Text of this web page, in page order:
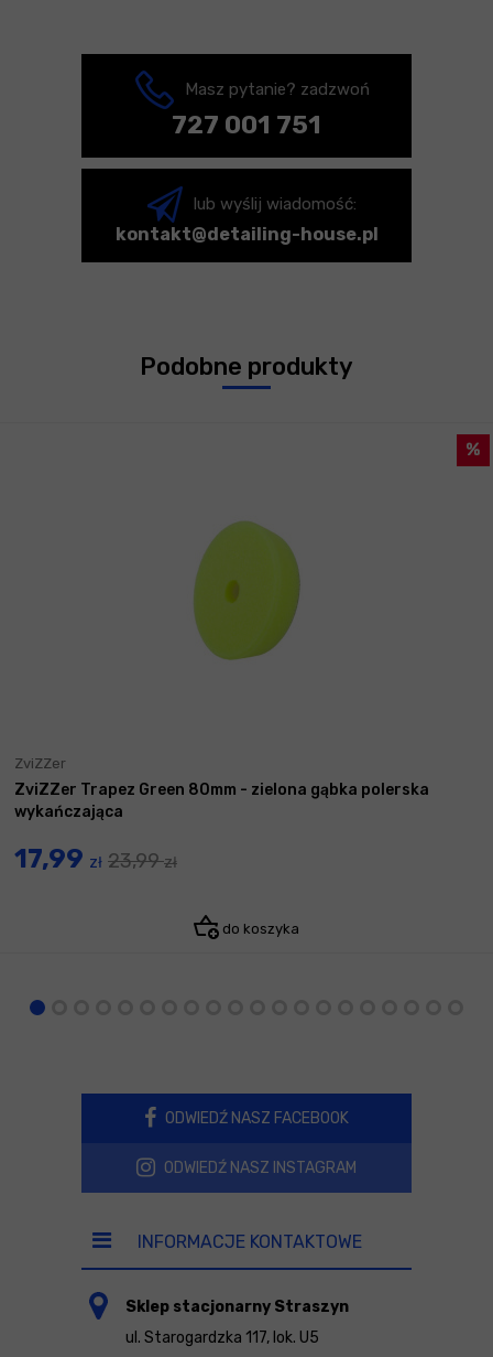
Masz pytanie? zadzwoń
727 001 751
lub wyślij wiadomość:
kontakt@detailing-house.pl
Podobne produkty
ZviZZer
ZviZZer Trapez Green 80mm - zielona gąbka polerska
wykańczająca
17,99 zł 23,99zł
do koszyka
ODWIEDŹ NASZ FACEBOOK
ODWIEDŹ NASZ INSTAGRAM
INFORMACJE KONTAKTOWE
Sklep stacjonarny Straszyn
ul. Starogardzka 117, lok. U5